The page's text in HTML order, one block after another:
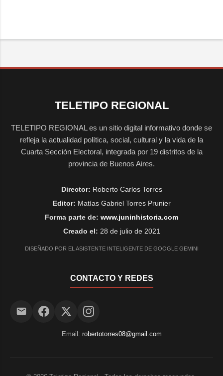
TELETIPO REGIONAL
TELETIPO REGIONAL es un sitio digital informativo donde se
refleja la actualidad política, social, cultural y la vida de la
Cuarta Sección Electoral, integrada por 19 distritos de la
provincia de Buenos Aires.
Director: Roberto Carlos Torres
Editor: Matías Gabriel Torres Prunier
Forma parte de: www.juninhistoria.com
Creado el: 28 de julio de 2021
DISEÑADO POR EL ASISTENTE INTELIGENTE DE GOOGLE GEMINI
CONTACTO Y REDES
Email: robertotorres08@gmail.com